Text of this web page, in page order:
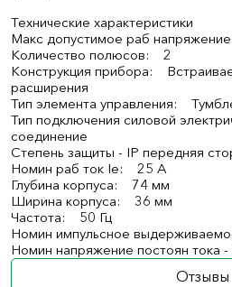
Технические характеристики
Макс допустимое раб
Количество полюсов: 2
Конструкция прибора:
расширения
Тип элемента управления:
Тип подключения силовой
соединение
Степень защиты - IP передняя
Номин раб ток Ie: 25 А
Глубина корпуса: 74 мм
Ширина корпуса: 36 мм
Частота: 50 Гц
Номин импульсное
Номин напряжение постоян
Отзывы